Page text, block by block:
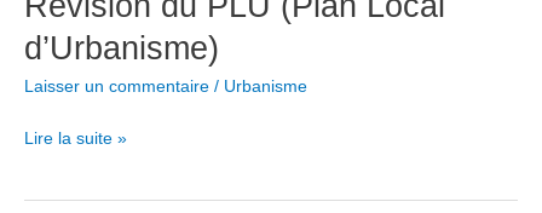
d’Urbanisme)
Laisser un commentaire / Urbanisme
Révision
PLU
Lire la suite »